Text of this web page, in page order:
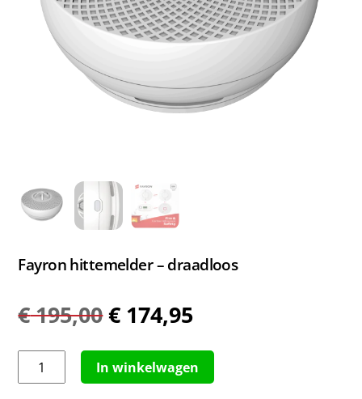
Fayron hittemelder – draadloos
€195,00Oorspronkelijke
was:
€ 195,00.
€ 174,95Huidige
is:
€ 174,95.
Fayron
hittemelder
In winkelwagen